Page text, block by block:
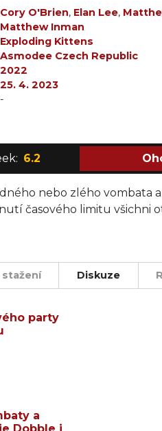
Cory O'Brien, Elan Lee,
Matthew Inman
Exploding Kittens
Asmodee Czech Republic
2022
25. 4. 2023
-
6.2
nebo zlého vombata
časového limitu všichni
stažení Diskuze
party
a